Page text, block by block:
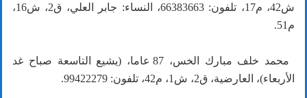
ش42، م17، تلفون: 66383663، النساء: جابر العلي، ق2، ش16،
م51.
محمد خلف مبارك الخس، 87 عاما، (يشيع التاسعة صباح غد
الأربعاء)، العارضية، ق2، ش1، م42، تلفون: 99422279.